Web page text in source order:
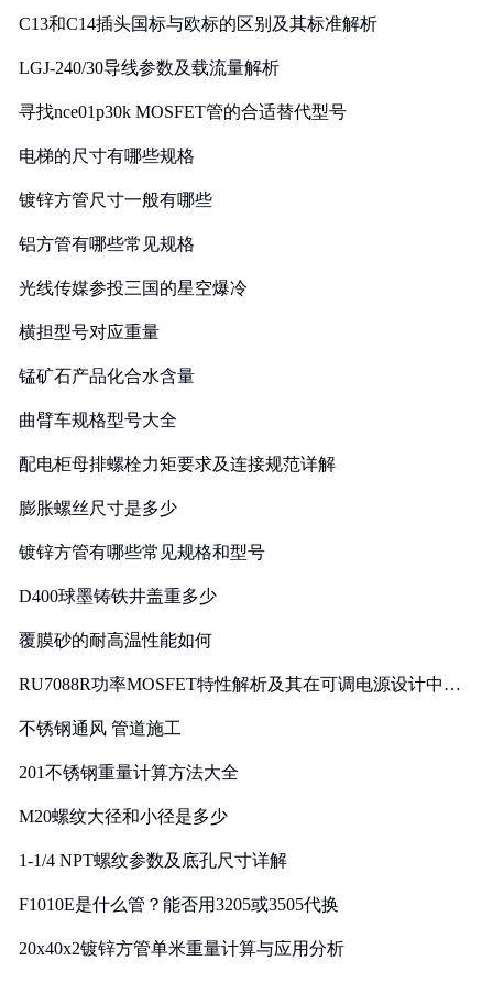
C13和C14插头国标与欧标的区别及其标准解析
LGJ-240/30导线参数及载流量解析
寻找nce01p30k MOSFET管的合适替代型号
电梯的尺寸有哪些规格
镀锌方管尺寸一般有哪些
铝方管有哪些常见规格
光线传媒参投三国的星空爆冷
横担型号对应重量
锰矿石产品化合水含量
曲臂车规格型号大全
配电柜母排螺栓力矩要求及连接规范详解
膨胀螺丝尺寸是多少
镀锌方管有哪些常见规格和型号
D400球墨铸铁井盖重多少
覆膜砂的耐高温性能如何
RU7088R功率MOSFET特性解析及其在可调电源设计中的
不锈钢通风 管道施工
201不锈钢重量计算方法大全
M20螺纹大径和小径是多少
1-1/4 NPT螺纹参数及底孔尺寸详解
F1010E是什么管？能否用3205或3505代换
20x40x2镀锌方管单米重量计算与应用分析